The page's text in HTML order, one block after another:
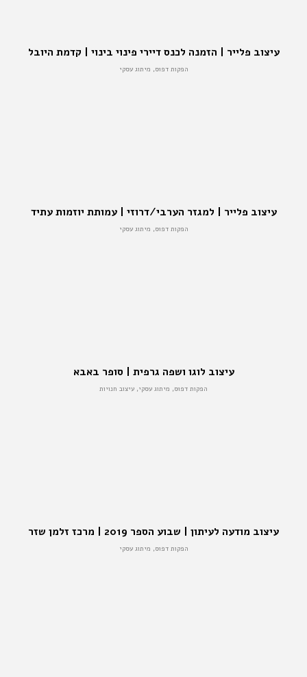
עיצוב פלייר | הזמנה לכנס דיירי פינוי בינוי | קדמת היובל
הפקות דפוס, מיתוג עסקי
עיצוב פלייר | למגזר הערבי/דרוזי | עמותת יוזמות עתיד
הפקות דפוס, מיתוג עסקי
עיצוב לוגו ושפה גרפית | סופר באבא
הפקות דפוס, מיתוג עסקי, עיצוב חנויות
עיצוב מודעה לעיתון | שבוע הספר 2019 | מרכז זלמן שזר
הפקות דפוס, מיתוג עסקי